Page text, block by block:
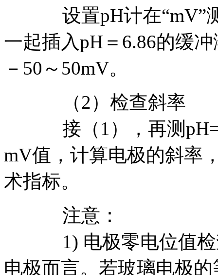
设置pH计在“mV”测
一起插入pH＝6.86的缓
－50～50mV。
（2）检查斜率
接（1），再测
mV值，计算电极的斜率
术指标。
注意：
1) 电极零电位值检查
电极而言。若玻璃电极